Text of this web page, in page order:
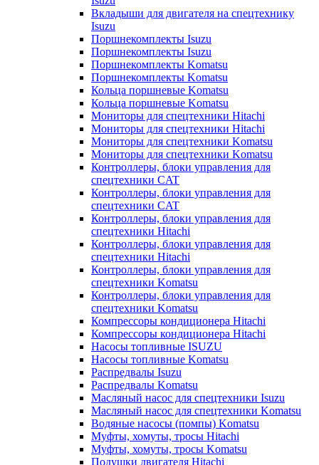
Вкладыши для двигателя на спецтехнику
Isuzu
Поршнекомплекты Isuzu
Поршнекомплекты Isuzu
Поршнекомплекты Komatsu
Поршнекомплекты Komatsu
Кольца поршневые Komatsu
Кольца поршневые Komatsu
Мониторы для спецтехники Hitachi
Мониторы для спецтехники Hitachi
Мониторы для спецтехники Komatsu
Мониторы для спецтехники Komatsu
Контроллеры, блоки управления для
спецтехники CAT
Контроллеры, блоки управления для
спецтехники CAT
Контроллеры, блоки управления для
спецтехники Hitachi
Контроллеры, блоки управления для
спецтехники Hitachi
Контроллеры, блоки управления для
спецтехники Komatsu
Контроллеры, блоки управления для
спецтехники Komatsu
Компрессоры кондиционера Hitachi
Компрессоры кондиционера Hitachi
Насосы топливные ISUZU
Насосы топливные Komatsu
Распредвалы Isuzu
Распредвалы Komatsu
Масляный насос для спецтехники Isuzu
Масляный насос для спецтехники Komatsu
Водяные насосы (помпы) Komatsu
Муфты, хомуты, тросы Hitachi
Муфты, хомуты, тросы Komatsu
Подушки двигателя Hitachi